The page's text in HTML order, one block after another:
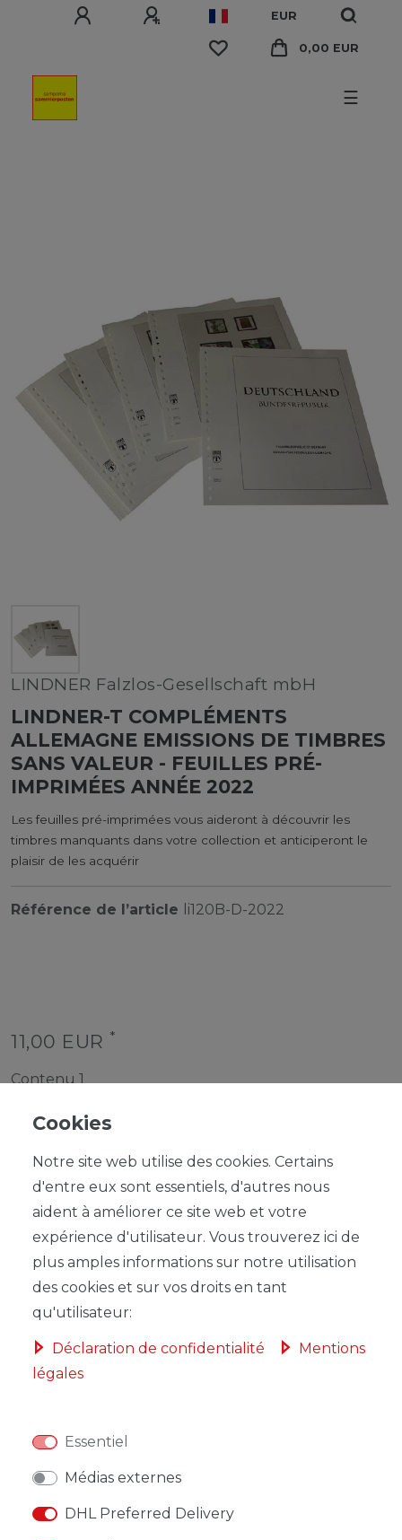
EUR
0,00 EUR
☰
LINDNER Falzlos-Gesellschaft mbH
LINDNER-T COMPLÉMENTS
ALLEMAGNE EMISSIONS DE TIMBRES
SANS VALEUR - FEUILLES PRÉ-
IMPRIMÉES ANNÉE 2022
Les feuilles pré-imprimées vous aideront à découvrir les
timbres manquants dans votre collection et anticiperont le
plaisir de les acquérir
Référence de l’article li120B-D-2022
11,00 EUR *
Contenu 1
LISTE DE SOUHAITS
DESCRIPTION
Cookies
Notre site web utilise des cookies. Certains
d'entre eux sont essentiels, d'autres nous
aident à améliorer ce site web et votre
expérience d'utilisateur. Vous trouverez ici de
plus amples informations sur notre utilisation
des cookies et sur vos droits en tant
qu'utilisateur:
Déclaration de confidentialité
Mentions
légales
Essentiel
Médias externes
DHL Preferred Delivery